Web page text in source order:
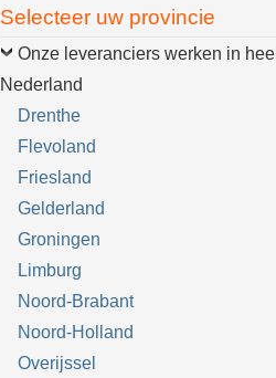
Selecteer uw provincie
Onze leveranciers werken in heel
Nederland
Drenthe
Flevoland
Friesland
Gelderland
Groningen
Limburg
Noord-Brabant
Noord-Holland
Overijssel